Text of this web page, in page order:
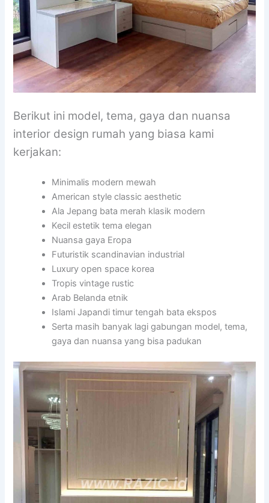
Berikut ini model, tema, gaya dan nuansa
interior design rumah yang biasa kami
kerjakan:
Minimalis modern mewah
American style classic aesthetic
Ala Jepang bata merah klasik modern
Kecil estetik tema elegan
Nuansa gaya Eropa
Futuristik scandinavian industrial
Luxury open space korea
Tropis vintage rustic
Arab Belanda etnik
Islami Japandi timur tengah bata ekspos
Serta masih banyak lagi gabungan model, tema,
gaya dan nuansa yang bisa padukan